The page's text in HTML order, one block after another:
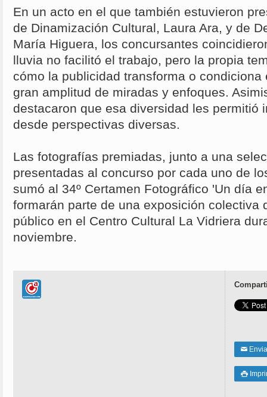
En un acto en el que también estuvieron
de Dinamización Cultural, Laura Ara, y de
María Higuera, los concursantes
lluvia no facilitó el trabajo, pero la propia
cómo la publicidad transforma o
gran amplitud de miradas y enfoques.
destacaron que esa diversidad les permitió
desde perspectivas diversas.
Las fotografías premiadas, junto a una
presentadas al concurso por cada uno de
sumó al 34º Certamen Fotográfico 'Un día
formarán parte de una exposición colectiva
público en el Centro Cultural La Vidriera
noviembre.
✉
